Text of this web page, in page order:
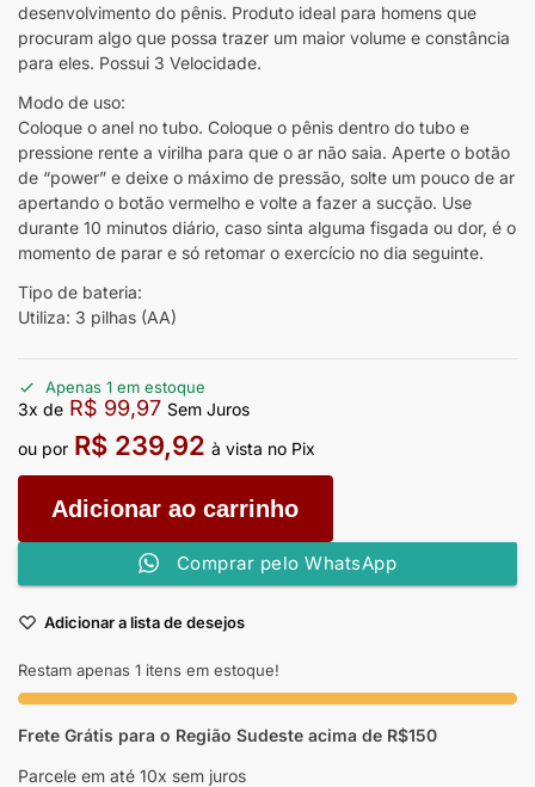
desenvolvimento do pênis. Produto ideal para homens que
procuram algo que possa trazer um maior volume e constância
para eles. Possui 3 Velocidade.
Modo de uso:
Coloque o anel no tubo. Coloque o pênis dentro do tubo e
pressione rente a virilha para que o ar não saia. Aperte o botão
de “power” e deixe o máximo de pressão, solte um pouco de ar
apertando o botão vermelho e volte a fazer a sucção. Use
durante 10 minutos diário, caso sinta alguma fisgada ou dor, é o
momento de parar e só retomar o exercício no dia seguinte.
Tipo de bateria:
Utiliza: 3 pilhas (AA)
Apenas 1 em estoque
3x de R$ 99,97 Sem Juros
ou por R$ 239,92 à vista no Pix
Adicionar ao carrinho
Comprar pelo WhatsApp
Adicionar a lista de desejos
Restam apenas 1 itens em estoque!
Frete Grátis para o Região Sudeste acima de R$150
Parcele em até 10x sem juros